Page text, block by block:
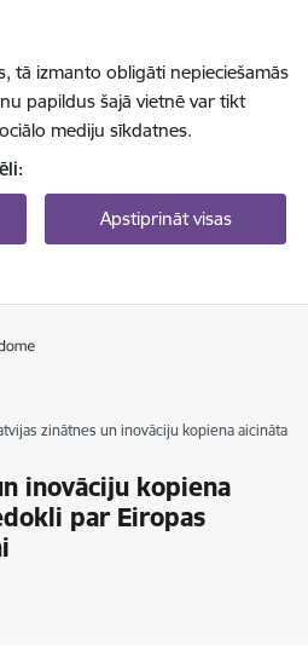
tā izmanto obligāti nepieciešamās
papildus šajā vietnē var tikt
mediju sīkdatnes.
Apstiprināt visas
zinātnes un inovāciju kopiena aicināta
inovāciju kopiena
par Eiropas